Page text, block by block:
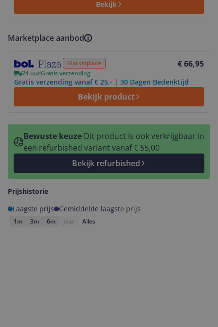
Bekijk
Marketplace aanbod
Marketplace € 66,95
24 uurGratis verzending
Gratis verzending vanaf € 25,- | 30 Dagen Bedenktijd
Bekijk product
Bewuste keuze Dit product is ook verkrijgbaar in
een refurbished variant vanaf € 55,00
Bekijk refurbished
Prijshistorie
Laagste prijs
Gemiddelde laagste prijs
1m 3m 6m Jaar Alles